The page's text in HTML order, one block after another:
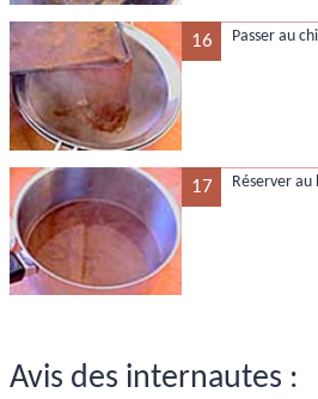
16 Passer au
17 Réserver
Avis des internautes :